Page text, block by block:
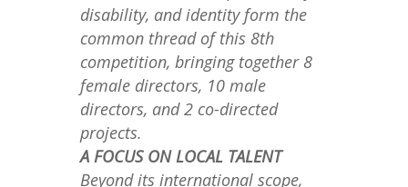
disability, and identity form the
common thread of this 8th
competition, bringing together 8
female directors, 10 male
directors, and 2 co-directed
projects.
A FOCUS ON LOCAL TALENT
Beyond its international scope,